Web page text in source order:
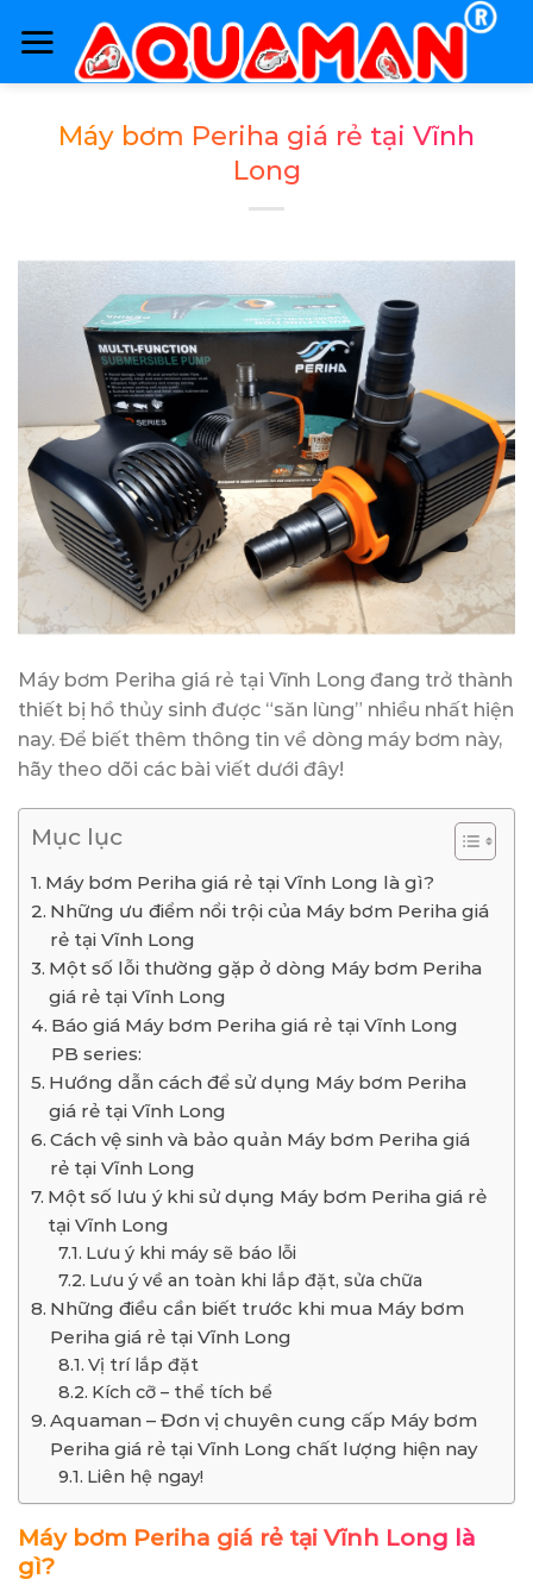
content
Máy bơm Periha giá rẻ tại Vĩnh
Long
Máy bơm Periha giá rẻ tại Vĩnh Long đang trở thành
thiết bị hồ thủy sinh được “săn lùng” nhiều nhất hiện
nay. Để biết thêm thông tin về dòng máy bơm này,
hãy theo dõi các bài viết dưới đây!
Mục lục
Máy bơm Periha giá rẻ tại Vĩnh Long là gì?
Những ưu điểm nổi trội của Máy bơm Periha giá
rẻ tại Vĩnh Long
Một số lỗi thường gặp ở dòng Máy bơm Periha
giá rẻ tại Vĩnh Long
Báo giá Máy bơm Periha giá rẻ tại Vĩnh Long
PB series:
Hướng dẫn cách để sử dụng Máy bơm Periha
giá rẻ tại Vĩnh Long
Cách vệ sinh và bảo quản Máy bơm Periha giá
rẻ tại Vĩnh Long
Một số lưu ý khi sử dụng Máy bơm Periha giá rẻ
tại Vĩnh Long
Lưu ý khi máy sẽ báo lỗi
Lưu ý về an toàn khi lắp đặt, sửa chữa
Những điều cần biết trước khi mua Máy bơm
Periha giá rẻ tại Vĩnh Long
Vị trí lắp đặt
Kích cỡ – thể tích bể
Aquaman – Đơn vị chuyên cung cấp Máy bơm
Periha giá rẻ tại Vĩnh Long chất lượng hiện nay
Liên hệ ngay!
Máy bơm Periha giá rẻ tại Vĩnh Long là
gì?